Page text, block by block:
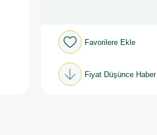
Favorilere Ekle
Fiyat Düşünce